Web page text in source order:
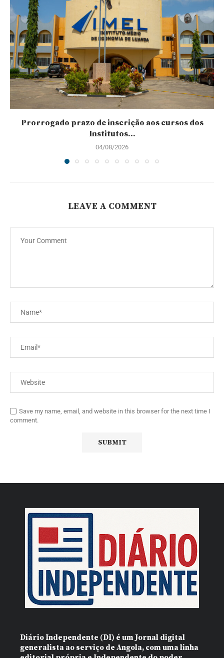
Prorrogado prazo de inscrição aos cursos dos
Institutos...
04/08/2026
LEAVE A COMMENT
Save my name, email, and website in this browser for the next time I
comment.
Diário Independente (DI) é um Jornal digital
generalista ao serviço de Angola, com uma linha